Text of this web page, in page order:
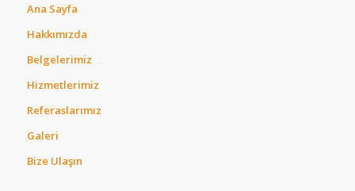
Ana Sayfa
Hakkımızda
Belgelerimiz
Hizmetlerimiz
Referaslarımız
Galeri
Bize Ulaşın